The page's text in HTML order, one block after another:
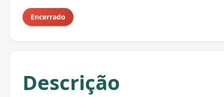
Encerrado
Descrição